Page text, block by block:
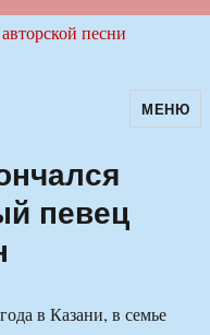
авторскойМЕНЮ
певец
в Казани, в семье